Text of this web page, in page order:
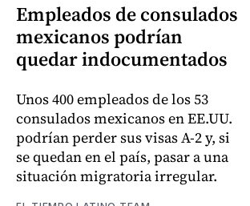
Empleados de consulados
mexicanos podrían
quedar indocumentados
Unos 400 empleados de los 53
consulados mexicanos en EE.UU.
podrían perder sus visas A-2 y, si
se quedan en el país, pasar a una
situación migratoria irregular.